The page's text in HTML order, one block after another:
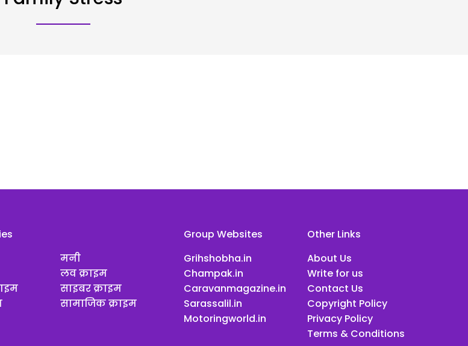
मनी
लव क्राइम
साइबर क्राइम
सामाजिक क्राइम
Group Websites
Grihshobha.in
Champak.in
Caravanmagazine.in
Sarassalil.in
Motoringworld.in
Other Links
About Us
Write for us
Contact Us
Copyright Policy
Privacy Policy
Terms & Conditions